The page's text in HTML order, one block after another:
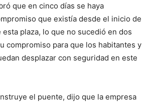
que en cinco días se haya
que existía desde el inicio de
plaza, lo que no sucedió en dos
compromiso para que los habitantes y
desplazar con seguridad en este
el puente, dijo que la empresa